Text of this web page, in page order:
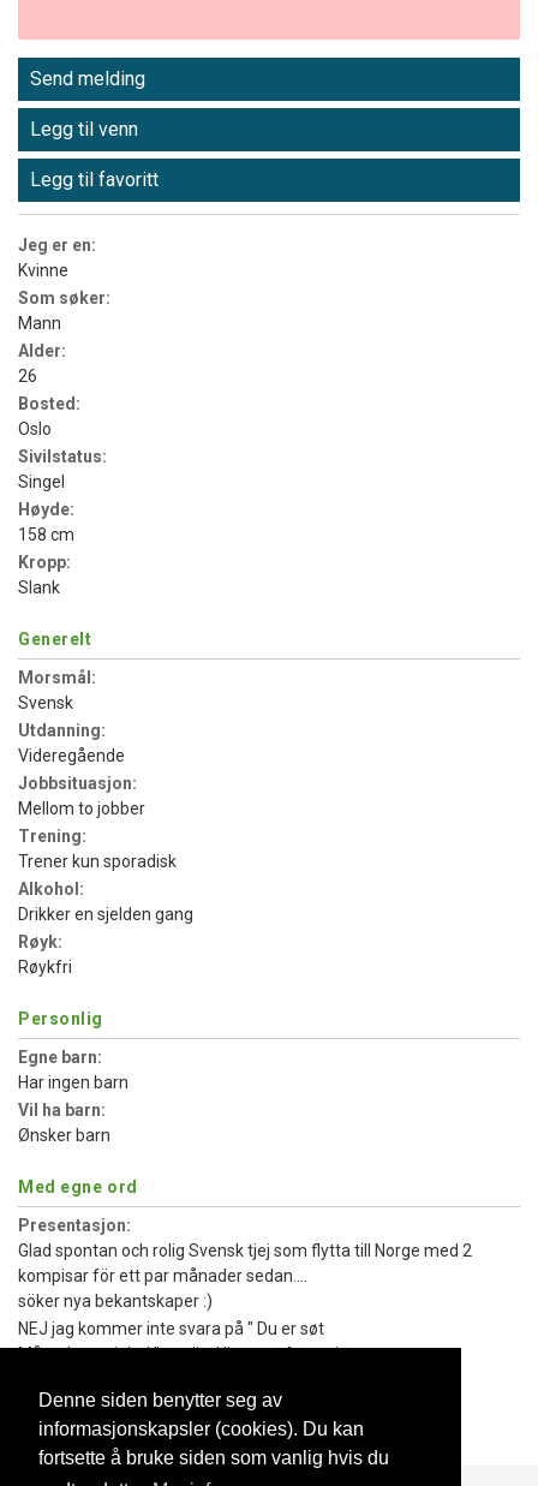
Denne siden benytter seg av
informasjonskapsler (cookies). Du kan
fortsette å bruke siden som vanlig hvis du
Send melding
Legg til venn
Legg til favoritt
Jeg er en:
Kvinne
Som søker:
Mann
Alder:
26
Bosted:
Oslo
Sivilstatus:
Singel
Høyde:
158 cm
Kropp:
Slank
Generelt
Morsmål:
Svensk
Utdanning:
Videregående
Jobbsituasjon:
Mellom to jobber
Trening:
Trener kun sporadisk
Alkohol:
Drikker en sjelden gang
Røyk:
Røykfri
Personlig
Egne barn:
Har ingen barn
Vil ha barn:
Ønsker barn
Med egne ord
Presentasjon:
Glad spontan och rolig Svensk tjej som flytta till Norge med 2
kompisar för ett par månader sedan....
söker nya bekantskaper :)
NEJ jag kommer inte svara på " Du er søt
Måtte bare si det! " använd lite mer fantasi.
DET FINNS INGA UNDANTAG KRING ÅLDERN JAG SÖKER.
Otroligt vad många de är som inte kan läsa :)